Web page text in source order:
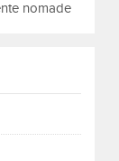
nomade